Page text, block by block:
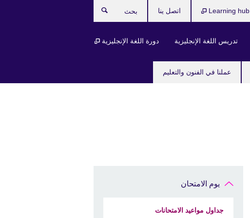
عملنا في الفنون والتعليم
تدريس اللغة الإنجليزية دورة اللغة الإنجليزية
Learning hub اتصل ينا
يوم الامتحان
جداول مواعيد الامتحانات